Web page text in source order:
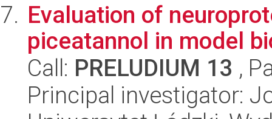
Evaluation of
piceatannol in model
Call: PRELUDIUM 13 ,
Principal investigator: